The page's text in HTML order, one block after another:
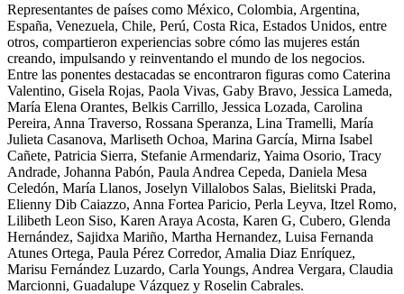
Representantes de países como México, Colombia, Argentina,
España, Venezuela, Chile, Perú, Costa Rica, Estados Unidos, entre
otros, compartieron experiencias sobre cómo las mujeres están
creando, impulsando y reinventando el mundo de los negocios.
Entre las ponentes destacadas se encontraron figuras como Caterina
Valentino, Gisela Rojas, Paola Vivas, Gaby Bravo, Jessica Lameda,
María Elena Orantes, Belkis Carrillo, Jessica Lozada, Carolina
Pereira, Anna Traverso, Rossana Speranza, Lina Tramelli, María
Julieta Casanova, Marliseth Ochoa, Marina García, Mirna Isabel
Cañete, Patricia Sierra, Stefanie Armendariz, Yaima Osorio, Tracy
Andrade, Johanna Pabón, Paula Andrea Cepeda, Daniela Mesa
Celedón, María Llanos, Joselyn Villalobos Salas, Bielitski Prada,
Elienny Dib Caiazzo, Anna Fortea Paricio, Perla Leyva, Itzel Romo,
Lilibeth Leon Siso, Karen Araya Acosta, Karen G, Cubero, Glenda
Hernández, Sajidxa Mariño, Martha Hernandez, Luisa Fernanda
Atunes Ortega, Paula Pérez Corredor, Amalia Diaz Enríquez,
Marisu Fernández Luzardo, Carla Youngs, Andrea Vergara, Claudia
Marcionni, Guadalupe Vázquez y Roselin Cabrales.